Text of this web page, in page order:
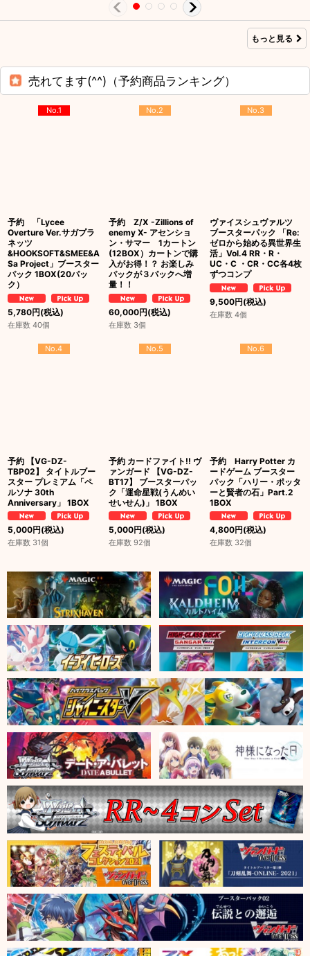
もっと見る
売れてます(^^)（予約商品ランキング）
No.1
予約 「Lycee
Overture Ver.サガプラ
ネッツ
&HOOKSOFT&SMEE&A
Sa Project」ブースター
パック 1BOX(20パッ
ク）
5,780円(税込)
在庫数 40個
No.2
予約 Z/X -Zillions of
enemy X- アセンショ
ン・サマー 1カートン
(12BOX）カートンで購
入がお得！？ お楽しみ
パックが３パックへ増
量！！
60,000円(税込)
在庫数 3個
No.3
ヴァイスシュヴァルツ
ブースターパック 「Re:
ゼロから始める異世界生
活」Vol.4 RR・R・
UC・C ・CR・CC各4枚
ずつコンプ
9,500円(税込)
在庫数 4個
No.4
予約 【VG-DZ-
TBP02】 タイトルブー
スター プレミアム「ペ
ルソナ 30th
Anniversary」 1BOX
5,000円(税込)
在庫数 31個
No.5
予約 カードファイト!! ヴ
ァンガード 【VG-DZ-
BT17】 ブースターパッ
ク「運命星戦(うんめい
せいせん)」 1BOX
5,000円(税込)
在庫数 92個
No.6
予約 Harry Potter カ
ードゲーム ブースター
パック「ハリー・ポッタ
ーと賢者の石」Part.2
1BOX
4,800円(税込)
在庫数 32個